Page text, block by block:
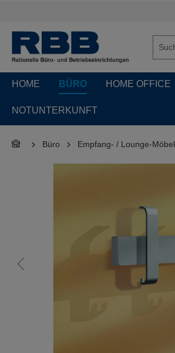
HOME BÜRO HOME OFFICE
NOTUNTERKUNFT
Büro Empfang- / Lounge-Möbel